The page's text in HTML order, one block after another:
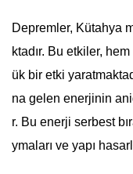
Depremler, Kütahya
ktadır. Bu etkiler,
ük bir etki
na gelen enerjinin
r. Bu enerji serbest
ymaları ve yapı